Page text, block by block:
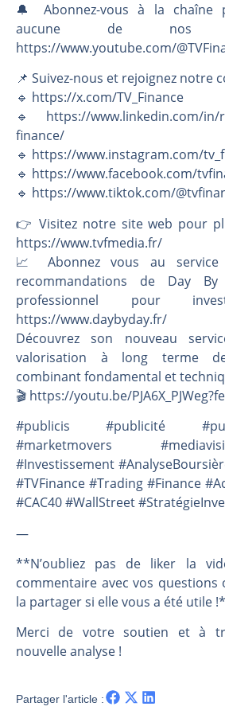
🔔 Abonnez-vous à la chaîne
aucune de nos
https://www.youtube.com/
📌 Suivez-nous et rejoignez notre
🔹 https://x.com/TV_Finance
🔹 https://www.linkedin.com/in/
finance/
🔹 https://www.instagram.com/
🔹 https://www.facebook.com/
🔹 https://www.tiktok.com/
👉️ Visitez notre site web pour
https://www.tvfmedia.fr/
📈 Abonnez vous au service
recommandations de Day
professionnel pour
https://www.daybyday.fr/
Découvrez son nouveau
valorisation à long terme
combinant fondamental et
🎬️ https://youtu.be/
#publicis #publicité
#marketmovers
#Investissement
#TVFinance #Trading #Finance
#CAC40 #WallStreet
—
**N’oubliez pas de liker la
commentaire avec vos questions
la partager si elle vous a été utile
Merci de votre soutien et à
nouvelle analyse !
Partager l'article :